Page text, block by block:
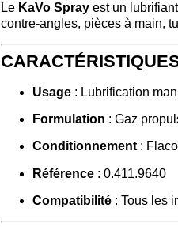
Le KaVo Spray est un
contre-angles, pièces à main,
Usage : Lubrification
Formulation : Gaz
Conditionnement:
Référence : 0.411.9640
Compatibilité : Tous les